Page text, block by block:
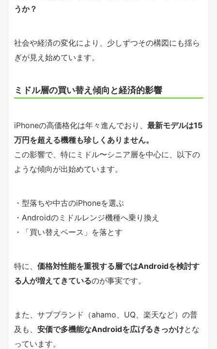
うか？
社会や経済の変化により、少しずつその構図にも揺ら
ぎが見え始めています。
ミドル層の買い替え傾向と経済的影響
iPhoneの高価格化は年々進んでおり、 最新モデルは15
万円を超える機種も珍しくありません。
この影響で、特にミドル〜シニア層を中心に、以下の
ような傾向が出始めています。
・型落ちや中古のiPhoneを選ぶ
・Androidのミドルレンジ機種へ乗り換え
・「買い替えペース」を落とす
特に、 価格対性能を重視する層ではAndroidを検討す
る人が増えてきているのが事実です。
また、サブブランド（ahamo、UQ、楽天など）の普
及も、 安価で多機能なAndroidを広げるきっかけとな
っています。